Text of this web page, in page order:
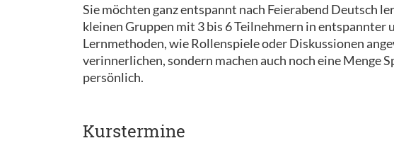
Sie möchten ganz entspannt nach Feierabend Deutsch
kleinen Gruppen mit 3 bis 6 Teilnehmern in
Lernmethoden, wie Rollenspiele oder Diskussionen
verinnerlichen, sondern machen auch noch eine Menge
persönlich.
Kurstermine